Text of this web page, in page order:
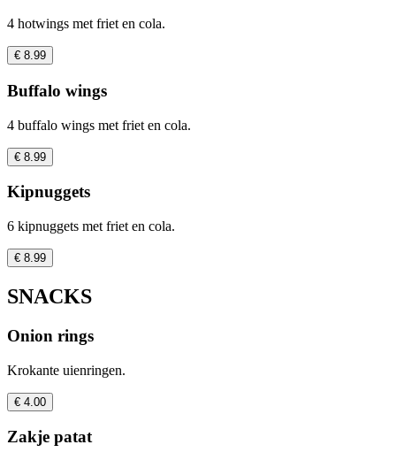
4 hotwings met friet en cola.
€ 8.99
Buffalo wings
4 buffalo wings met friet en cola.
€ 8.99
Kipnuggets
6 kipnuggets met friet en cola.
€ 8.99
SNACKS
Onion rings
Krokante uienringen.
€ 4.00
Zakje patat